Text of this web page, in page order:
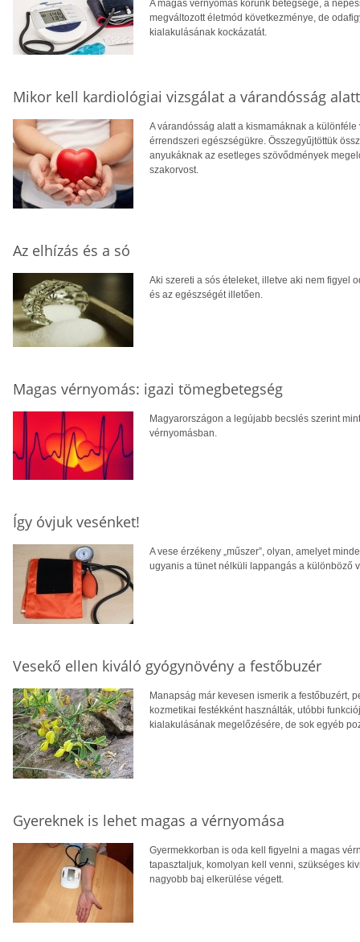
A magas vérnyomás korunk betegsége, a
megváltozott életmód következménye, de
kialakulásának kockázatát.
Mikor kell kardiológiai vizsgálat a várandósság
A várandósság alatt a kismamáknak a
érrendszeri egészségükre. Összegyűjtöttük
anyukáknak az esetleges szövődmények
szakorvost.
Az elhízás és a só
Aki szereti a sós ételeket, illetve aki nem figyel
és az egészségét illetően.
Magas vérnyomás: igazi tömegbetegség
Magyarországon a legújabb becslés szerint
vérnyomásban.
Így óvjuk vesénket!
A vese érzékeny „műszer”, olyan, amelyet
ugyanis a tünet nélküli lappangás a különböző
Vesekő ellen kiváló gyógynövény a festőbuzér
Manapság már kevesen ismerik a festőbuzért,
kozmetikai festékként használták, utóbbi
kialakulásának megelőzésére, de sok egyéb
Gyereknek is lehet magas a vérnyomása
Gyermekkorban is oda kell figyelni a magas
tapasztaljuk, komolyan kell venni, szükséges
nagyobb baj elkerülése végett.